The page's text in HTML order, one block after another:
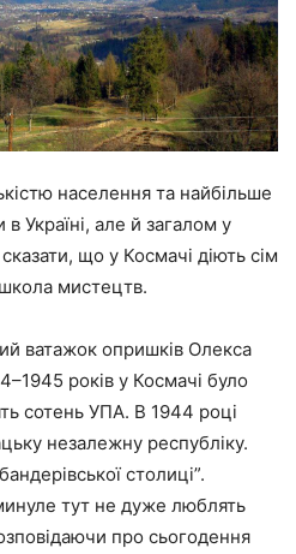
населення та найбільше
Україні, але й загалом у
що у Космачі діють сім
школа мистецтв.
ватажок опришків Олекса
років у Космачі було
сотень УПА. В 1944 році
незалежну республіку.
столиці”.
тут не дуже люблять
про сьогодення